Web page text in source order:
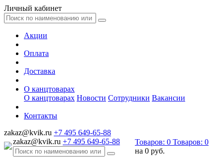
Личный кабинет
Акции
Оплата
Доставка
О канцтоварах
О канцтоварах Новости Сотрудники Вакансии
Контакты
zakaz@kvik.ru +7 495 649-65-88
zakaz@kvik.ru +7 495 649-65-88 Товаров: 0 Товаров: 0
на 0 руб.